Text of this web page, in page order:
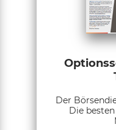
Der
Die